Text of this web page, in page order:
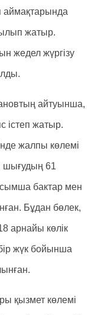
аймақтарында
жатыр.
жедел жүргізу
айтуынша,
істеп жатыр.
жалпы көлемі
шығудың 61
бактар мен
Бұдан бөлек,
арнайы көлік
жүк бойынша
қызмет көлемі